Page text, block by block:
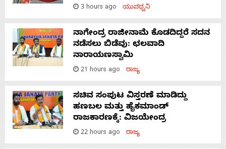
3 hours ago ಯುವಧ್ವನಿ
ನಾಗೇಂದ್ರ ರಾಜೀನಾಮೆ ಕೊಡದಿದ್ದರೆ ಸದನ
ನಡೆಸಲು ಬಿಡೆವು: ಛಲವಾದಿ
ನಾರಾಯಣಸ್ವಾಮಿ
21 hours ago ರಾಜ್ಯ
ಸಚಿವ ಸಂಪುಟ ವಿಸ್ತರಣೆ ಮಾಡಿದ್ದು
ಹಣಬಲ ಮತ್ತು ಹೈಕಮಾಂಡ್
ರಾಜಕಾರಣಕ್ಕೆ: ವಿಜಯೇಂದ್ರ
22 hours ago ರಾಜ್ಯ